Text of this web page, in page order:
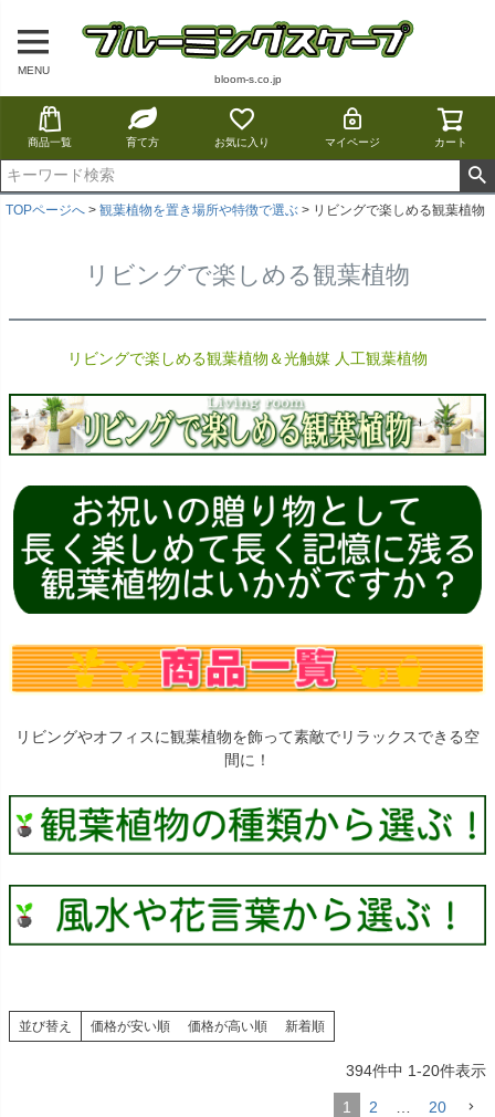
MENU
bloom-s.co.jp
商品一覧 育て方 お気に入り マイページ カート
TOPページへ 観葉植物を置き場所や特徴で選ぶ リビングで楽しめる観葉植物
リビングで楽しめる観葉植物
リビングで楽しめる観葉植物＆光触媒 人工観葉植物
リビングやオフィスに観葉植物を飾って素敵でリラックスできる空
間に！
並び替え 価格が安い順 価格が高い順 新着順
394件中 1-20件表示
1 2 20